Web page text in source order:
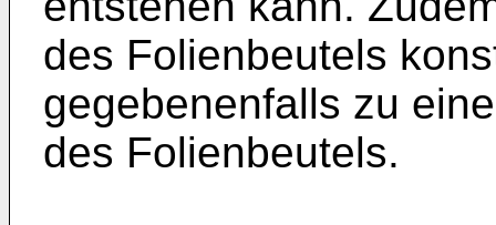
des Folienbeutels
gegebenenfalls zu
des Folienbeutels.